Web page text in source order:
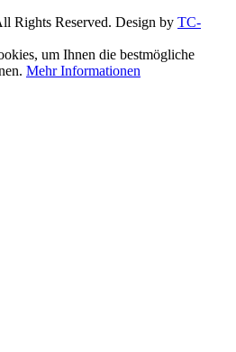
Rights Reserved. Design by TC-
um Ihnen die bestmögliche
Mehr Informationen